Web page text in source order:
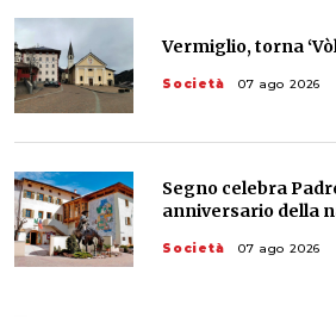
Vermiglio, torna
Società 07 ago 2026
Segno celebra
anniversario della
Società 07 ago 2026